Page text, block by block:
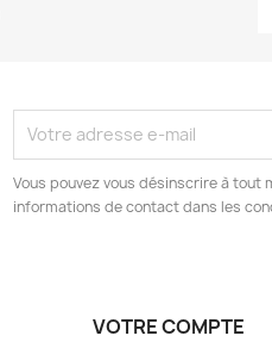
Vous pouvez vous désinscrire à tout
informations de contact dans les
VOTRE COMPTE